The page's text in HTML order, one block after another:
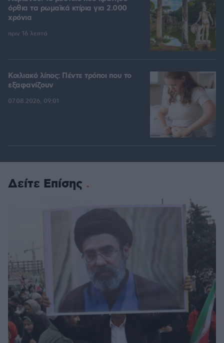
όρθια τα ρωμαϊκά κτίρια για 2.000
χρόνια
πριν 16 λεπτά
Κοιλιακό λίπος: Πέντε τρόποι που το
εξαφανίζουν
07.08.2026, 09:01
Δείτε Επίσης